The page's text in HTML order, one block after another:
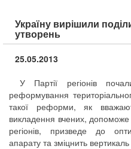
Україну вирішили
утворень
25.05.2013
У Партії регіонів
реформування
такої реформи, як
викладення вчених, допоможе
регіонів, призведе до
апарату та зміцнить